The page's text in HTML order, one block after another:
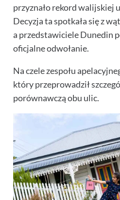
przyznało rekord walijskiej
Decyzja ta spotkała się z
a przedstawiciele Dunedin
oficjalne odwołanie.
Na czele zespołu
który przeprowadził
porównawczą obu ulic.